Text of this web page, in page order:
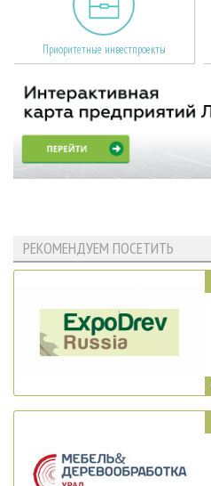
Приоритетные инвестпроекты
РЕКОМЕНДУЕМ ПОСЕТИТЬ